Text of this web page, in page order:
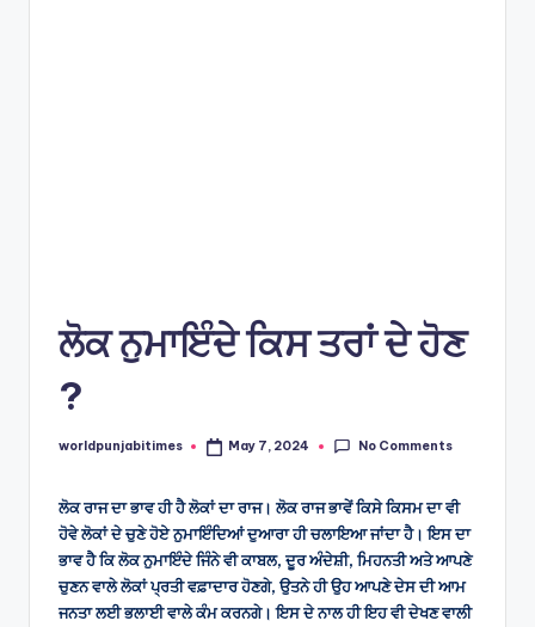
ਲੋਕ ਨੁਮਾਇੰਦੇ ਕਿਸ ਤਰਾਂ ਦੇ ਹੋਣ
?
Posted
worldpunjabitimes May 7, 2024 No Comments
ਲੋਕ ਰਾਜ ਦਾ ਭਾਵ ਹੀ ਹੈ ਲੋਕਾਂ ਦਾ ਰਾਜ। ਲੋਕ ਰਾਜ ਭਾਵੇਂ ਕਿਸੇ ਕਿਸਮ ਦਾ ਵੀ
ਹੋਵੇ ਲੋਕਾਂ ਦੇ ਚੁਣੇ ਹੋਏ ਨੁਮਾਇੰਦਿਆਂ ਦੁਆਰਾ ਹੀ ਚਲਾਇਆ ਜਾਂਦਾ ਹੈ। ਇਸ ਦਾ
ਭਾਵ ਹੈ ਕਿ ਲੋਕ ਨੁਮਾਇੰਦੇ ਜਿੰਨੇ ਵੀ ਕਾਬਲ, ਦੂਰ ਅੰਦੇਸ਼ੀ, ਮਿਹਨਤੀ ਅਤੇ ਆਪਣੇ
ਚੁਣਨ ਵਾਲੇ ਲੋਕਾਂ ਪ੍ਰਤੀ ਵਫ਼ਾਦਾਰ ਹੋਣਗੇ, ਉਤਨੇ ਹੀ ਉਹ ਆਪਣੇ ਦੇਸ ਦੀ ਆਮ
ਜਨਤਾ ਲਈ ਭਲਾਈ ਵਾਲੇ ਕੰਮ ਕਰਨਗੇ। ਇਸ ਦੇ ਨਾਲ ਹੀ ਇਹ ਵੀ ਦੇਖਣ ਵਾਲੀ